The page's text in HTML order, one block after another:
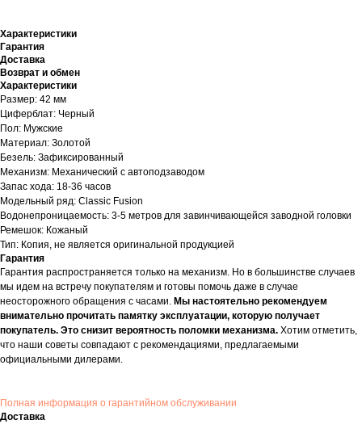
Характеристики
Гарантия
Доставка
Возврат и обмен
Характеристики
Размер: 42 мм
Циферблат: Черный
Пол: Мужские
Материал: Золотой
Безель: Зафиксированный
Механизм: Механический с автоподзаводом
Запас хода: 18-36 часов
Модельный ряд: Classic Fusion
Водонепроницаемость: 3-5 метров для завинчивающейся заводной головки
Ремешок: Кожаный
Тип: Копия, не является оригинальной продукцией
Гарантия
Гарантия распространяется только на механизм. Но в большинстве случаев
мы идем на встречу покупателям и готовы помочь даже в случае
неосторожного обращения с часами. Мы настоятельно рекомендуем
внимательно прочитать памятку эксплуатации, которую получает
покупатель. Это снизит вероятность поломки механизма. Хотим отметить,
что наши советы совпадают с рекомендациями, предлагаемыми
официальными дилерами.
Полная информация о гарантийном обслуживании
Доставка